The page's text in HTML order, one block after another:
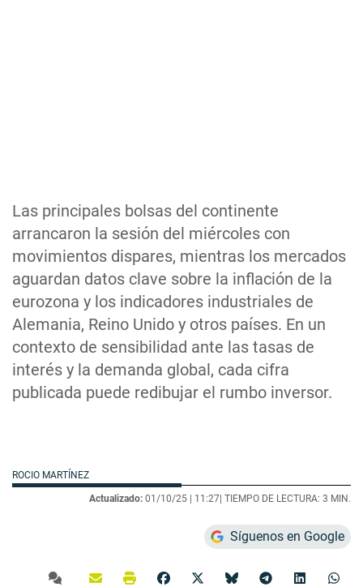
Las principales bolsas del continente
arrancaron la sesión del miércoles con
movimientos dispares, mientras los mercados
aguardan datos clave sobre la inflación de la
eurozona y los indicadores industriales de
Alemania, Reino Unido y otros países. En un
contexto de sensibilidad ante las tasas de
interés y la demanda global, cada cifra
publicada puede redibujar el rumbo inversor.
ROCIO MARTÍNEZ
Actualizado: 01/10/25 | 11:27 | TIEMPO DE LECTURA: 3 MIN.
Síguenos en Google